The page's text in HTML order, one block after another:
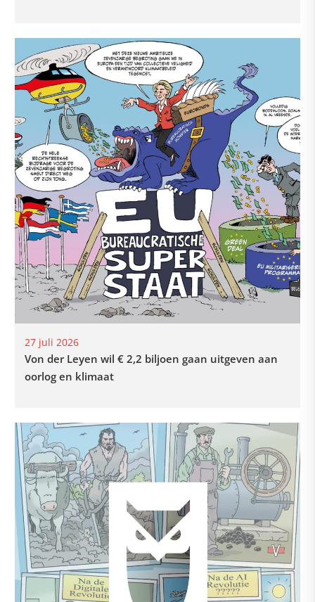
27 juli 2026
Von der Leyen wil € 2,2 biljoen gaan uitgeven aan
oorlog en klimaat